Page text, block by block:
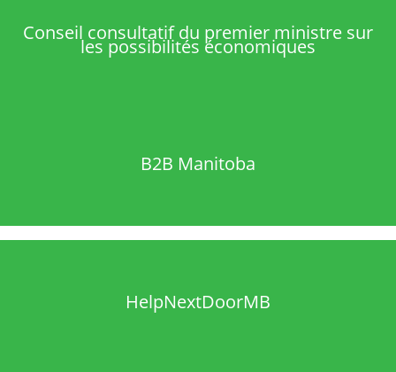
Conseil consultatif du premier ministre sur
les possibilités économiques
B2B Manitoba
HelpNextDoorMB